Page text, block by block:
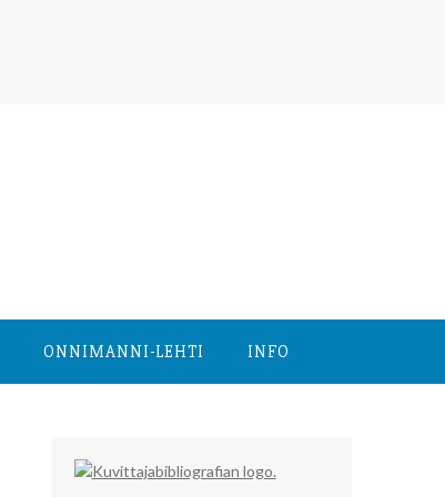
ONNIMANNI-LEHTI INFO